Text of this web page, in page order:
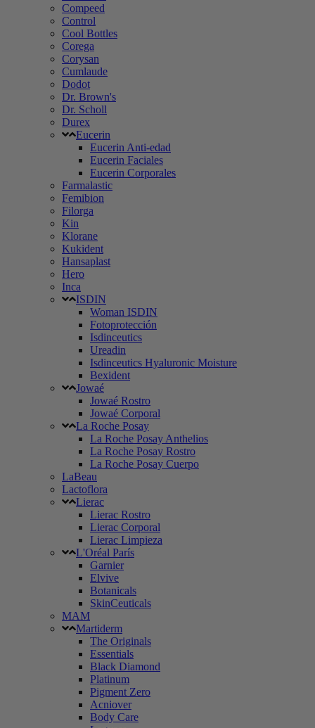
Compeed
Control
Cool Bottles
Corega
Corysan
Cumlaude
Dodot
Dr. Brown's
Dr. Scholl
Durex
Eucerin
Eucerin Anti-edad
Eucerin Faciales
Eucerin Corporales
Farmalastic
Femibion
Filorga
Kin
Klorane
Kukident
Hansaplast
Hero
Inca
ISDIN
Woman ISDIN
Fotoprotección
Isdinceutics
Ureadin
Isdinceutics Hyaluronic Moisture
Bexident
Jowaé
Jowaé Rostro
Jowaé Corporal
La Roche Posay
La Roche Posay Anthelios
La Roche Posay Rostro
La Roche Posay Cuerpo
LaBeau
Lactoflora
Lierac
Lierac Rostro
Lierac Corporal
Lierac Limpieza
L'Oréal París
Garnier
Elvive
Botanicals
SkinCeuticals
MAM
Martiderm
The Originals
Essentials
Black Diamond
Platinum
Pigment Zero
Acniover
Body Care